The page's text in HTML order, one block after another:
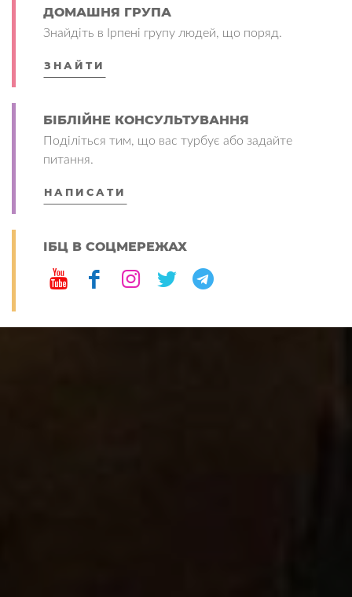
ДОМАШНЯ ГРУПА
Знайдіть в Ірпені групу людей, що поряд.
ЗНАЙТИ
БІБЛІЙНЕ КОНСУЛЬТУВАННЯ
Поділіться тим, що вас турбує або задайте
питання.
НАПИСАТИ
ІБЦ В СОЦМЕРЕЖАХ